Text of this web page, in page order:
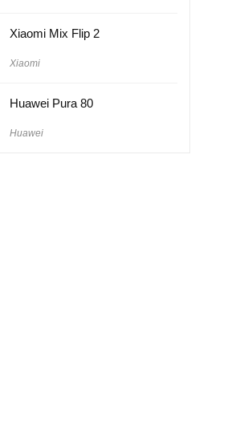
Xiaomi Mix Flip 2
Xiaomi
Huawei Pura 80
Huawei